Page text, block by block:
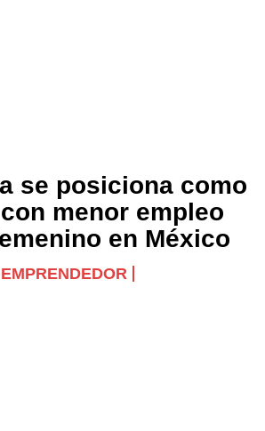
se posiciona como
menor empleo
en México